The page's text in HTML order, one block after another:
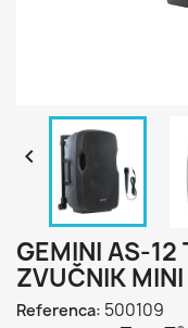

GEMINI AS-12
ZVUČNIK
Referenca: 500109